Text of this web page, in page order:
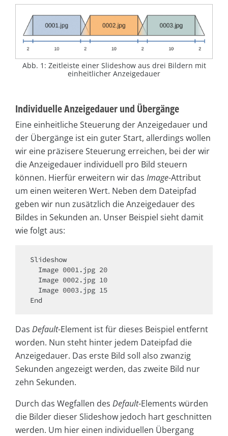
Abb. 1: Zeitleiste einer Slideshow aus drei Bildern mit
einheitlicher Anzeigedauer
Individuelle Anzeigedauer und Übergänge
Eine einheitliche Steuerung der Anzeigedauer und
der Übergänge ist ein guter Start, allerdings wollen
wir eine präzisere Steuerung erreichen, bei der wir
die Anzeigedauer individuell pro Bild steuern
können. Hierfür erweitern wir das Image-Attribut
um einen weiteren Wert. Neben dem Dateipfad
geben wir nun zusätzlich die Anzeigedauer des
Bildes in Sekunden an. Unser Beispiel sieht damit
wie folgt aus:
Slideshow
End
Das Default-Element ist für dieses Beispiel entfernt
worden. Nun steht hinter jedem Dateipfad die
Anzeigedauer. Das erste Bild soll also zwanzig
Sekunden angezeigt werden, das zweite Bild nur
zehn Sekunden.
Durch das Wegfallen des Default-Elements würden
die Bilder dieser Slideshow jedoch hart geschnitten
werden. Um hier einen individuellen Übergang